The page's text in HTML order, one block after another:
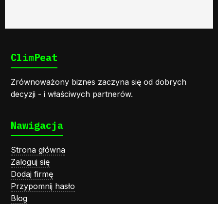
ClimPeat
Zrównoważony biznes zaczyna się od dobrych
decyzji - i właściwych partnerów.
Nawigacja
Strona główna
Zaloguj się
Dodaj firmę
Przypomnij hasło
Blog